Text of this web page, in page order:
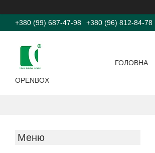
+380 (99) 687-47-98 +380 (96) 812-84-78
OPENBOX
ГОЛОВНА